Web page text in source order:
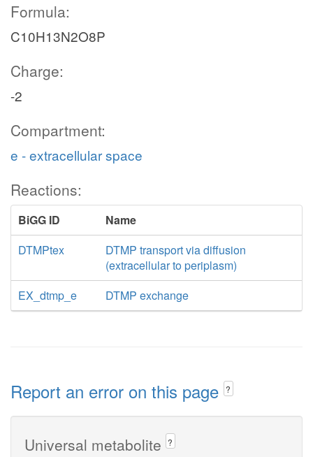
Formula:
C10H13N2O8P
Charge:
-2
Compartment:
e - extracellular space
Reactions:
BiGG ID
Name
DTMPtex
DTMP transport via diffusion
(extracellular to periplasm)
EX_dtmp_e
DTMP exchange
Report an error on this page ?
Universal metabolite ?